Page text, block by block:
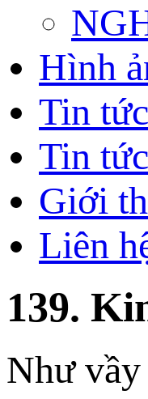
Hình
Tin
Tin
Giới
Liên
139.
Như